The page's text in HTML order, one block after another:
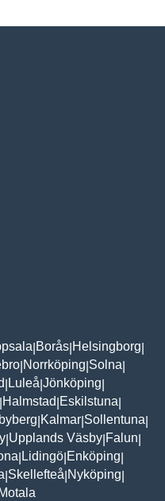
Borås Helsingborg
Norrköping Solna
Luleå Jönköping
Halmstad Eskilstuna
Kalmar Sollentuna
Upplands Väsby Falun
Lidingö Enköping
Skellefteå Nyköping
Motala